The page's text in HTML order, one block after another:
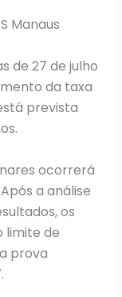
Manaus
de 27 de julho
da taxa
prevista
ocorrerá
a análise
os
limite de
prova